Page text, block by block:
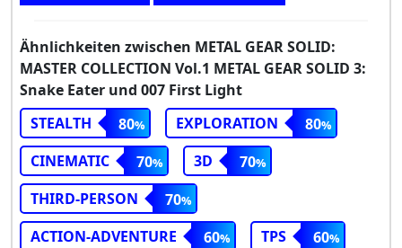
Ähnlichkeiten zwischen METAL GEAR SOLID:
MASTER COLLECTION Vol.1 METAL GEAR SOLID 3:
Snake Eater und 007 First Light
STEALTH
80 EXPLORATION
80
CINEMATIC
70 3D
70
THIRD-PERSON
70
ACTION-ADVENTURE
60 TPS 60